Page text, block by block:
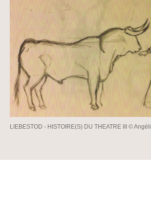
LIEBESTOD - HISTOIRE(S) DU THEATRE III ©